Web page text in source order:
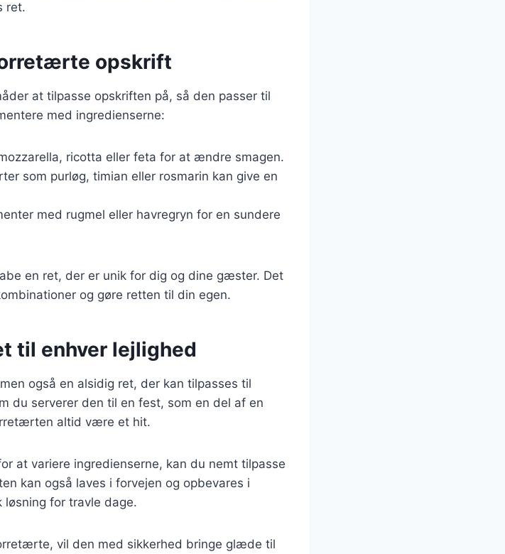
ret.
opskrift
at tilpasse opskriften på, så den passer til
med ingredienserne:
ricotta eller feta for at ændre smagen.
som purløg, timian eller rosmarin kan give en
med rugmel eller havregryn for en sundere
en ret, der er unik for dig og dine gæster. Det
og gøre retten til din egen.
til enhver lejlighed
også en alsidig ret, der kan tilpasses til
du serverer den til en fest, som en del af en
altid være et hit.
at variere ingredienserne, kan du nemt tilpasse
kan også laves i forvejen og opbevares i
for travle dage.
vil den med sikkerhed bringe glæde til